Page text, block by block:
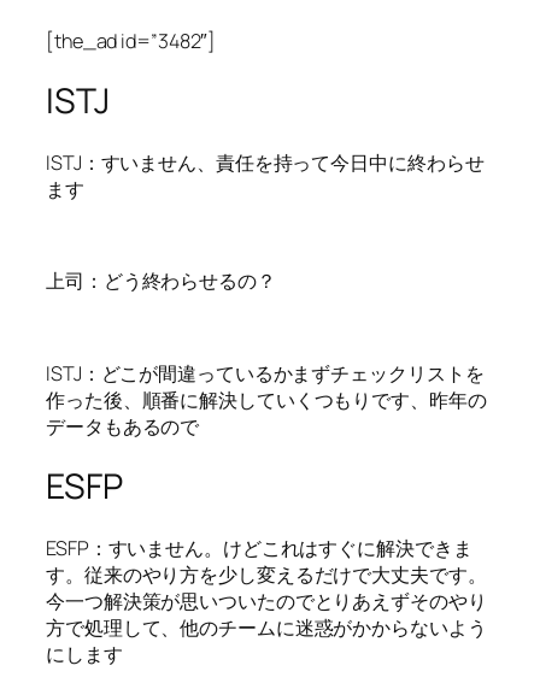
[the_ad id=”3482″]
ISTJ
ISTJ：すいません、責任を持って今日中に終わらせ
ます
上司：どう終わらせるの？
ISTJ：どこが間違っているかまずチェックリストを
作った後、順番に解決していくつもりです、昨年の
データもあるので
ESFP
ESFP：すいません。けどこれはすぐに解決できま
す。従来のやり方を少し変えるだけで大丈夫です。
今一つ解決策が思いついたのでとりあえずそのやり
方で処理して、他のチームに迷惑がかからないよう
にします